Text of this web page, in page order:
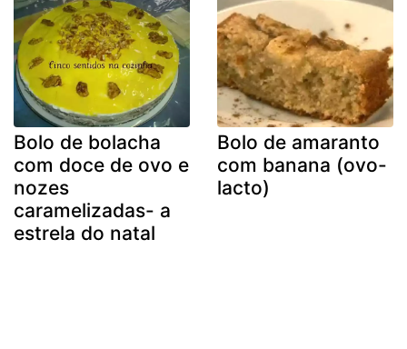
Bolo de bolacha
com doce de ovo e
nozes
caramelizadas- a
estrela do natal
Bolo de amaranto
com banana (ovo-
lacto)